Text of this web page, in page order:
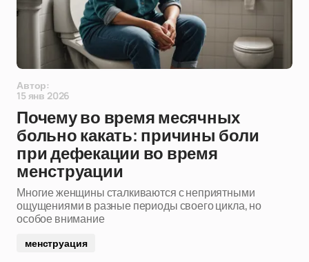
Автор:
15 янв 2026
Почему во время месячных
больно какать: причины боли
при дефекации во время
менструации
Многие женщины сталкиваются с неприятными
ощущениями в разные периоды своего цикла, но
особое внимание
менструация